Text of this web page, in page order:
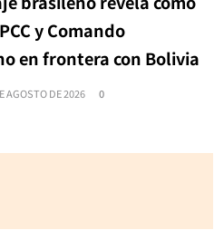
y Comando
en frontera con Bolivia
AGOSTO DE 2026 0